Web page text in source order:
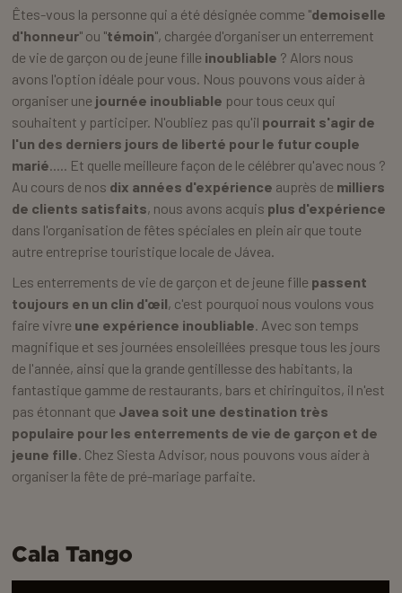
Êtes-vous la personne qui a été désignée comme "demoiselle
d'honneur" ou "témoin", chargée d'organiser un enterrement
de vie de garçon ou de jeune fille inoubliable ? Alors nous
avons l'option idéale pour vous. Nous pouvons vous aider à
organiser une journée inoubliable pour tous ceux qui
souhaitent y participer. N'oubliez pas qu'il pourrait s'agir de
l'un des derniers jours de liberté pour le futur couple
marié ..... Et quelle meilleure façon de le célébrer qu'avec nous ?
Au cours de nos dix années d'expérience auprès de milliers
de clients satisfaits, nous avons acquis plus d'expérience
dans l'organisation de fêtes spéciales en plein air que toute
autre entreprise touristique locale de Jávea.
Les enterrements de vie de garçon et de jeune fille passent
toujours en un clin d'œil, c'est pourquoi nous voulons vous
faire vivre une expérience inoubliable . Avec son temps
magnifique et ses journées ensoleillées presque tous les jours
de l'année, ainsi que la grande gentillesse des habitants, la
fantastique gamme de restaurants, bars et chiringuitos, il n'est
pas étonnant que Javea soit une destination très
populaire pour les enterrements de vie de garçon et de
jeune fille . Chez Siesta Advisor, nous pouvons vous aider à
organiser la fête de pré-mariage parfaite.
Cala Tango